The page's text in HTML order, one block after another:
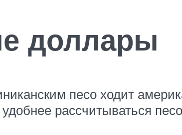
доллары
песо ходит
рассчитываться